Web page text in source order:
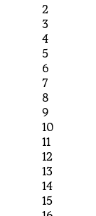
2
3
4
5
6
7
8
9
10
11
12
13
14
15